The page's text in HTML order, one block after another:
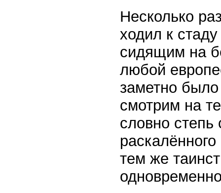
Несколько
ходил к
сидящим на
любой
заметно
смотрим на
словно
тем же